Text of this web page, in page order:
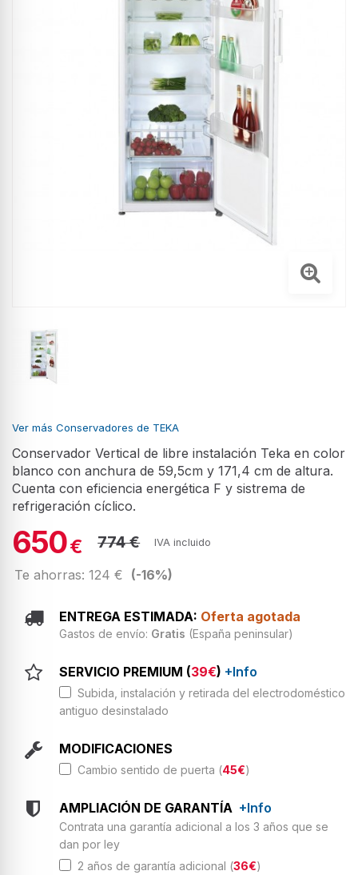
Ver más Conservadores de TEKA
Conservador Vertical de libre instalación Teka en color
blanco con anchura de 59,5cm y 171,4 cm de altura.
Cuenta con eficiencia energética F y sistrema de
refrigeración cíclico.
650€ 774 € IVA incluido
Te ahorras: 124 € (-16%)
ENTREGA ESTIMADA: Oferta agotada
Gastos de envío: Gratis (España peninsular)
SERVICIO PREMIUM (39€) +Info
Subida, instalación y retirada del electrodoméstico
antiguo desinstalado
MODIFICACIONES
Cambio sentido de puerta (45€)
AMPLIACIÓN DE GARANTÍA +Info
Contrata una garantía adicional a los 3 años que se
dan por ley
2 años de garantía adicional (36€)